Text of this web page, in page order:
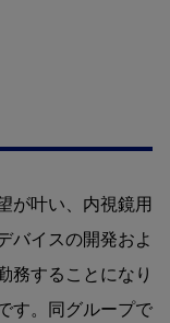
が叶い、内視鏡用
バイスの開発およ
務することになり
す。同グループで